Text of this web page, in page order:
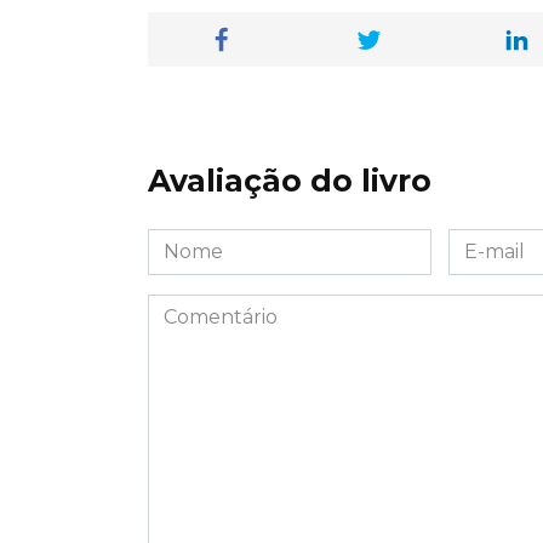
Avaliação do livro
Nome
*
E-
mail
*
Comentário